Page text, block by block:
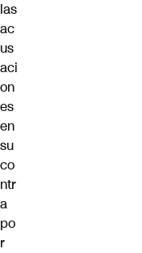
las
ac
us
aci
on
es
en
su
co
ntr
a
po
r